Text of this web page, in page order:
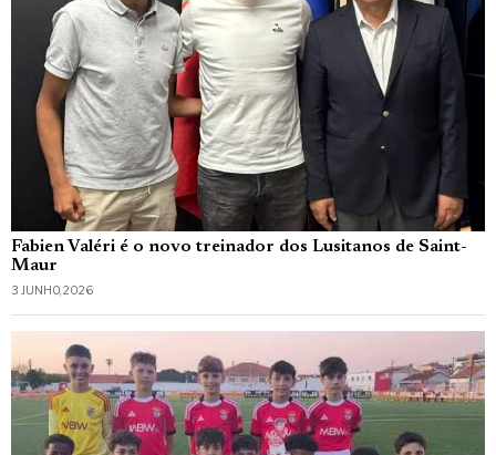
Fabien Valéri é o novo treinador dos Lusitanos de Saint-
Maur
3 JUNHO, 2026